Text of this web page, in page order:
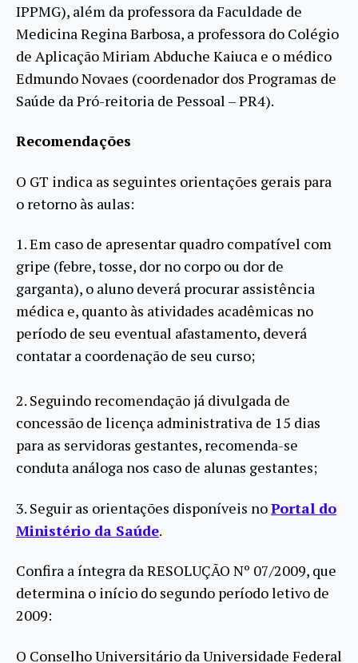
IPPMG), além da professora da Faculdade de
Medicina Regina Barbosa, a professora do Colégio
de Aplicação Miriam Abduche Kaiuca e o médico
Edmundo Novaes (coordenador dos Programas de
Saúde da Pró-reitoria de Pessoal – PR4).
Recomendações
O GT indica as seguintes orientações gerais para
o retorno às aulas:
1. Em caso de apresentar quadro compatível com
gripe (febre, tosse, dor no corpo ou dor de
garganta), o aluno deverá procurar assistência
médica e, quanto às atividades acadêmicas no
período de seu eventual afastamento, deverá
contatar a coordenação de seu curso;
2. Seguindo recomendação já divulgada de
concessão de licença administrativa de 15 dias
para as servidoras gestantes, recomenda-se
conduta análoga nos caso de alunas gestantes;
3. Seguir as orientações disponíveis noPortal do
Ministério da Saúde.
Confira a íntegra da RESOLUÇÃO Nº 07/2009, que
determina o início do segundo período letivo de
2009:
O Conselho Universitário da Universidade Federal